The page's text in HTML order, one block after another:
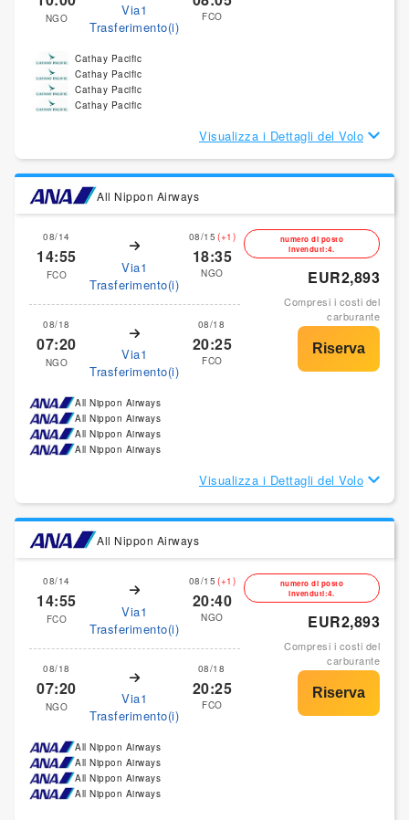
NGO
Via1
Trasferimento(i)
FCO
Cathay Pacific
Cathay Pacific
Cathay Pacific
Cathay Pacific
Visualizza i Dettagli del Volo
All Nippon Airways
08/14
14:55
FCO
Via1
Trasferimento(i)
08/15 (+1)
18:35
NGO
08/18
07:20
NGO
Via1
Trasferimento(i)
08/18
20:25
FCO
numero di posto
invenduti:4.
EUR2,893
Compresi i costi del
carburante
All Nippon Airways
All Nippon Airways
All Nippon Airways
All Nippon Airways
Visualizza i Dettagli del Volo
All Nippon Airways
08/14
14:55
FCO
Via1
Trasferimento(i)
08/15 (+1)
20:40
NGO
08/18
07:20
NGO
Via1
Trasferimento(i)
08/18
20:25
FCO
numero di posto
invenduti:4.
EUR2,893
Compresi i costi del
carburante
All Nippon Airways
All Nippon Airways
All Nippon Airways
All Nippon Airways